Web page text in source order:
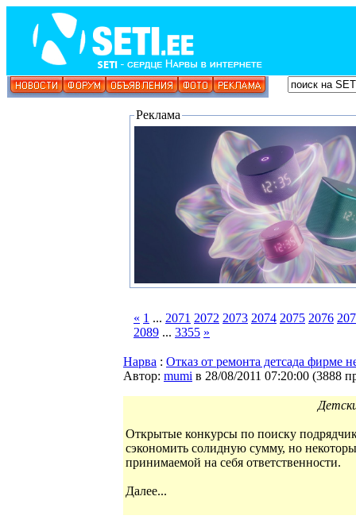
Реклама
« 1 ... 2071 2072 2073 2074 2075 2076
2089 ... 3355 »
Нарва : Отказ от ремонта детсада фирме
Автор: mumi в 28/08/2011 07:20:00 (3888
Открытые конкурсы по поиску
сэкономить солидную сумму, но
принимаемой на себя ответственности.
Далее...